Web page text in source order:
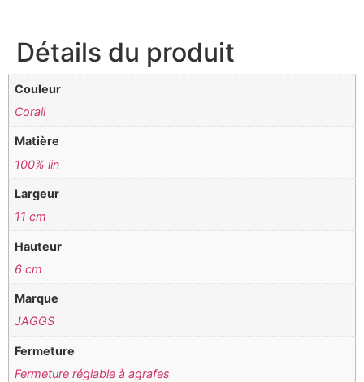
Détails du produit
Couleur
Corail
Matière
100% lin
Largeur
11 cm
Hauteur
6 cm
Marque
JAGGS
Fermeture
Fermeture réglable à agrafes